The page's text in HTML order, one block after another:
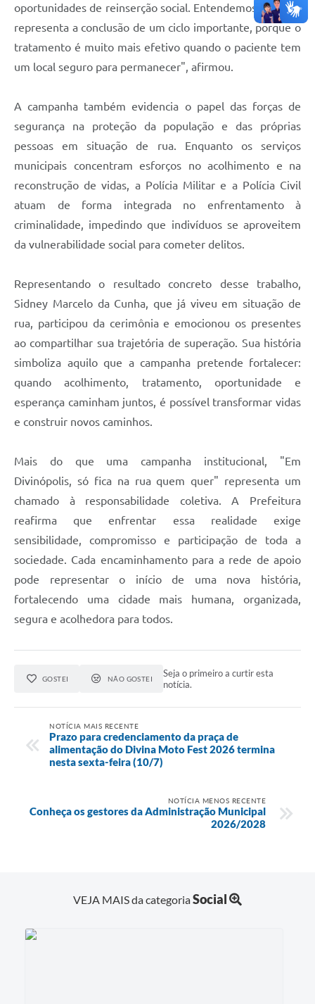
oportunidades de reinserção social. Entendemos que isso
representa a conclusão de um ciclo importante, porque o
tratamento é muito mais efetivo quando o paciente tem
um local seguro para permanecer", afirmou.
A campanha também evidencia o papel das forças de
segurança na proteção da população e das próprias
pessoas em situação de rua. Enquanto os serviços
municipais concentram esforços no acolhimento e na
reconstrução de vidas, a Polícia Militar e a Polícia Civil
atuam de forma integrada no enfrentamento à
criminalidade, impedindo que indivíduos se aproveitem
da vulnerabilidade social para cometer delitos.
Representando o resultado concreto desse trabalho,
Sidney Marcelo da Cunha, que já viveu em situação de
rua, participou da cerimônia e emocionou os presentes
ao compartilhar sua trajetória de superação. Sua história
simboliza aquilo que a campanha pretende fortalecer:
quando acolhimento, tratamento, oportunidade e
esperança caminham juntos, é possível transformar vidas
e construir novos caminhos.
Mais do que uma campanha institucional, "Em
Divinópolis, só fica na rua quem quer" representa um
chamado à responsabilidade coletiva. A Prefeitura
reafirma que enfrentar essa realidade exige
sensibilidade, compromisso e participação de toda a
sociedade. Cada encaminhamento para a rede de apoio
pode representar o início de uma nova história,
fortalecendo uma cidade mais humana, organizada,
segura e acolhedora para todos.
GOSTEI NÃO GOSTEI
Seja o primeiro a curtir esta
notícia.
NOTÍCIA MAIS RECENTE
Prazo para credenciamento da praça de
alimentação do Divina Moto Fest 2026 termina
nesta sexta-feira (10/7)
NOTÍCIA MENOS RECENTE
Conheça os gestores da Administração Municipal
2026/2028
VEJA MAIS da categoriaSocial